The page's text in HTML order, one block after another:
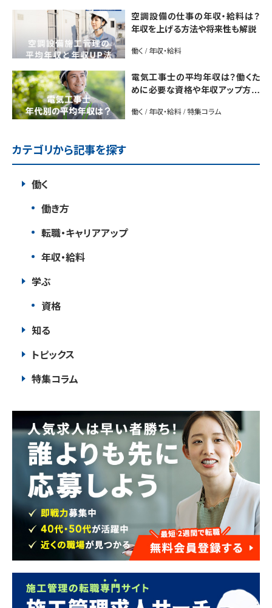
空調設備の仕事の年収・給料は？
年収を上げる方法や将来性も解説
働く / 年収・給料
電気工事士の平均年収は？働くた
めに必要な資格や年収アップ方法
働く / 年収・給料 / 特集コラム
カテゴリから記事を探す
働く
働き方
転職・キャリアアップ
年収・給料
学ぶ
資格
知る
トピックス
特集コラム